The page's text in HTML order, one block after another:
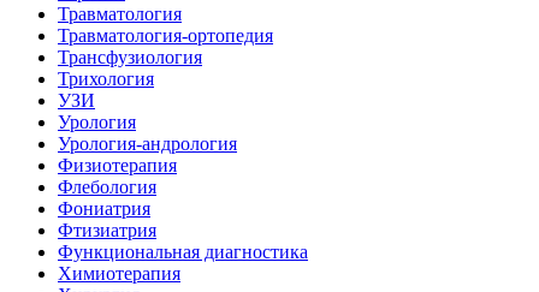
Травматология
Травматология-ортопедия
Трансфузиология
Трихология
УЗИ
Урология
Урология-андрология
Физиотерапия
Флебология
Фониатрия
Фтизиатрия
Функциональная диагностика
Химиотерапия